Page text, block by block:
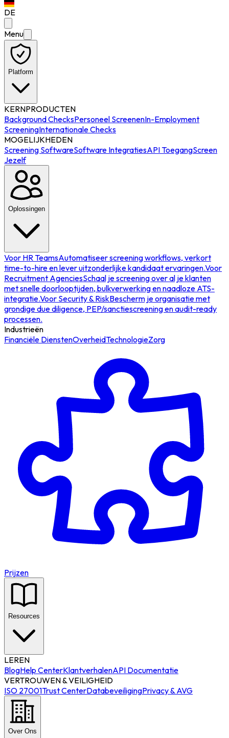
DE
Menu
Platform
KERNPRODUCTEN
Background ChecksPersoneel ScreenenIn-Employment
ScreeningInternationale Checks
MOGELIJKHEDEN
Screening SoftwareSoftware IntegratiesAPI ToegangScreen
Jezelf
Oplossingen
Voor HR TeamsAutomatiseer screening workflows, verkort
time-to-hire en lever uitzonderlijke kandidaat ervaringen.Voor
Recruitment AgenciesSchaal je screening over al je klanten
met snelle doorlooptijden, bulkverwerking en naadloze ATS-
integratie.Voor Security & RiskBescherm je organisatie met
grondige due diligence, PEP/sanctiescreening en audit-ready
processen.
Industrieën
Financiële DienstenOverheidTechnologieZorg
Prijzen
Resources
LEREN
BlogHelp CenterKlantverhalenAPI Documentatie
VERTROUWEN & VEILIGHEID
ISO 27001Trust CenterDatabeveiligingPrivacy & AVG
Over Ons